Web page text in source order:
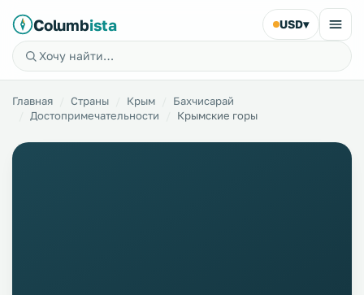
Columbista USD▾
Главная Страны Крым
Бахчисарай
Достопримечательности
Крымские горы